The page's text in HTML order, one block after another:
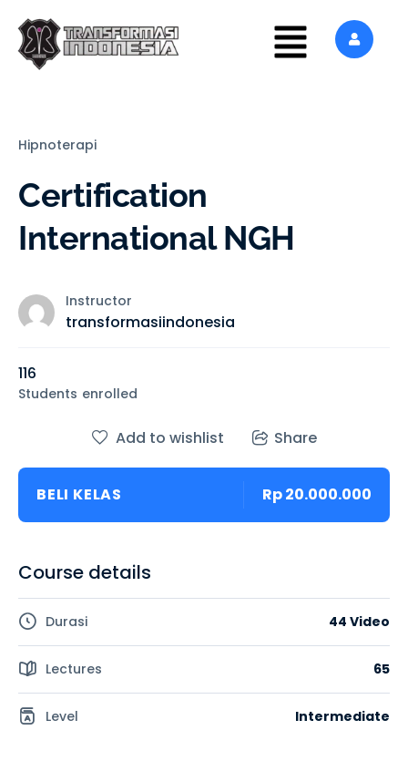
Hipnoterapi
Certification
International NGH
Instructor
transformasiindonesia
116
Students enrolled
Add to wishlist Share
BELI KELAS Rp 20.000.000
Course details
Durasi 44 Video
Lectures 65
Level Intermediate